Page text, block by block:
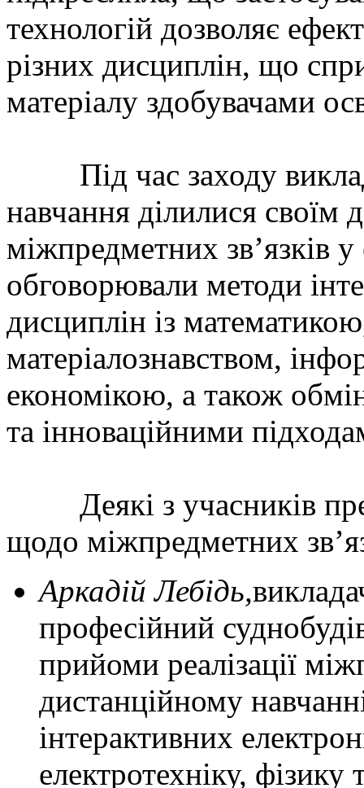
технологій дозволяє
різних дисциплін, що
матеріалу здобувачами
Під час заходу
навчання ділилися своїм
міжпредметних зв’язків
обговорювали методи
дисциплін із
матеріалознавством,
економікою, а також
та інноваційними
Деякі з учасників
щодо міжпредметних
Аркадій Лебідь,
професійний
прийоми реалізації
дистанційному
інтерактивних
електротехніку, фізику